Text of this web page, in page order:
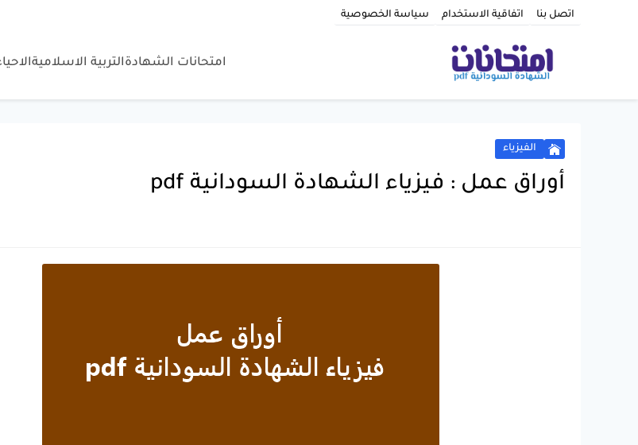
اتصل بنا اتفاقية الاستخدام سياسة الخصوصية
امتحانات الشهادةالتربية الاسلامية
الفيزياء
أوراق عمل : فيزياء الشهادة السودانية pdf